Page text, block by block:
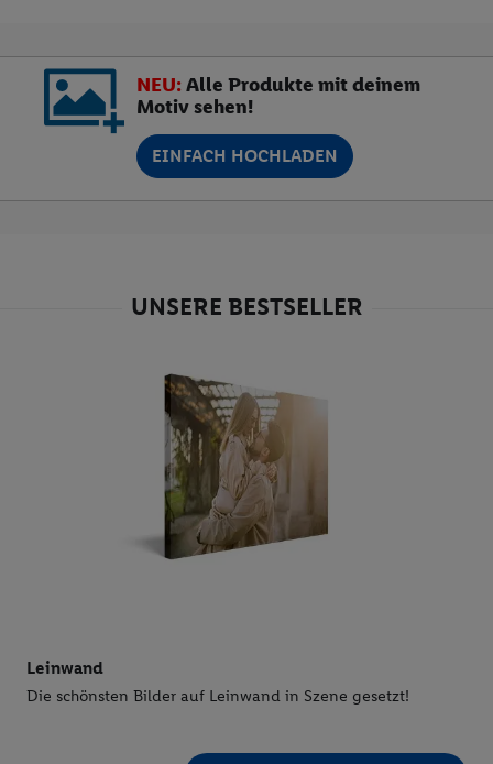
NEU:Alle Produkte mit deinem
Motiv sehen!
EINFACH HOCHLADEN
UNSERE BESTSELLER
Leinwand
Die schönsten Bilder auf Leinwand in Szene gesetzt!